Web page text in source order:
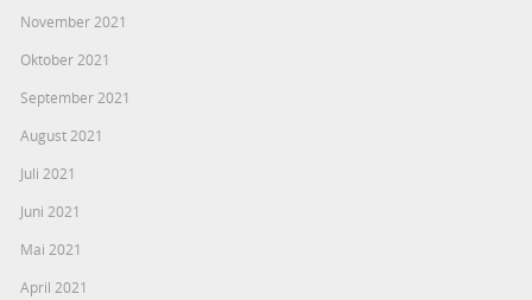
November 2021
Oktober 2021
September 2021
August 2021
Juli 2021
Juni 2021
Mai 2021
April 2021